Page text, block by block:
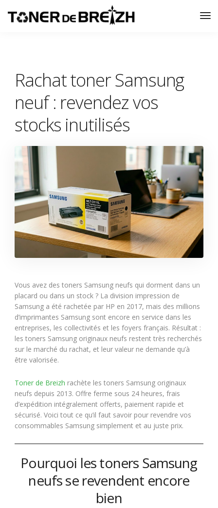
Rachat toner Samsung
neuf : revendez vos
stocks inutilisés
Vous avez des toners Samsung neufs qui dorment dans un
placard ou dans un stock ? La division impression de
Samsung a été rachetée par HP en 2017, mais des millions
d’imprimantes Samsung sont encore en service dans les
entreprises, les collectivités et les foyers français. Résultat :
les toners Samsung originaux neufs restent très recherchés
sur le marché du rachat, et leur valeur ne demande qu’à
être valorisée.
Toner de Breizh rachète les toners Samsung originaux
neufs depuis 2013. Offre ferme sous 24 heures, frais
d’expédition intégralement offerts, paiement rapide et
sécurisé. Voici tout ce qu’il faut savoir pour revendre vos
consommables Samsung simplement et au juste prix.
Pourquoi les toners Samsung
neufs se revendent encore
bien